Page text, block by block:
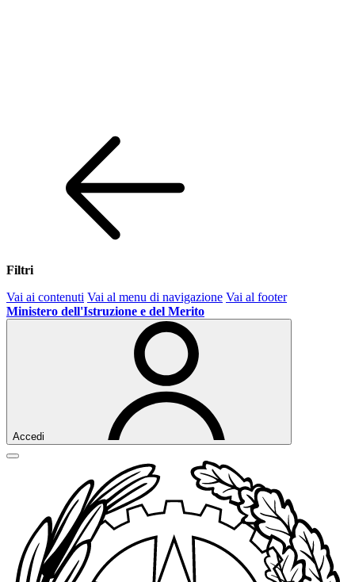
Filtri
Vai ai contenuti Vai al menu di navigazione Vai al footer
Ministero dell'Istruzione e del Merito
Accedi